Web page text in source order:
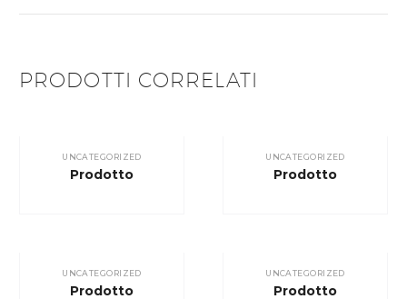
PRODOTTI CORRELATI
UNCATEGORIZED
Prodotto
UNCATEGORIZED
Prodotto
UNCATEGORIZED
Prodotto
UNCATEGORIZED
Prodotto